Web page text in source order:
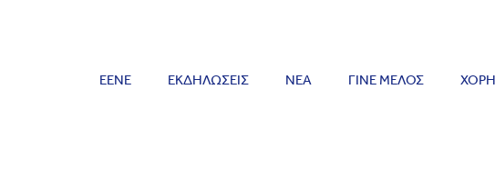
ΕΕΝΕ ΕΚΔΗΛΩΣΕΙΣ ΝΕΑ ΓΙΝΕ ΜΕΛΟΣ